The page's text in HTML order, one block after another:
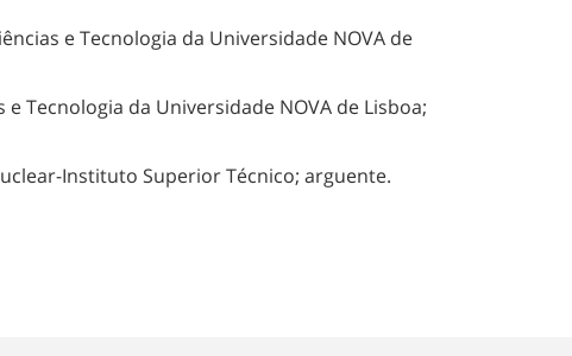
e Tecnologia da Universidade NOVA de
Tecnologia da Universidade NOVA de Lisboa;
Instituto Superior Técnico; arguente.